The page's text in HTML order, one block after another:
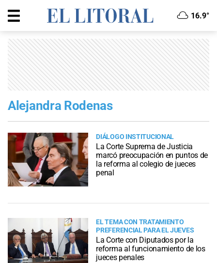
16.9°
Alejandra Rodenas
DIÁLOGO INSTITUCIONAL
La Corte Suprema de Justicia
marcó preocupación en puntos de
la reforma al colegio de jueces
penal
EL TEMA CON TRATAMIENTO
PREFERENCIAL PARA EL JUEVES
La Corte con Diputados por la
reforma al funcionamiento de los
jueces penales